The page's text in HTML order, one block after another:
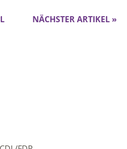
NÄCHSTER ARTIKEL »